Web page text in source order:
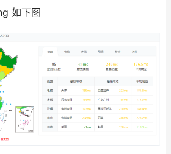
如下图